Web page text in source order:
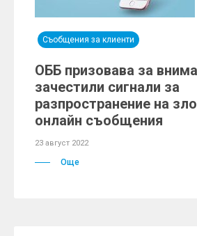
Съобщения за клиенти
ОББ призовава за
зачестили сигнали за
разпространение на
онлайн съобщения
23 август 2022
Още